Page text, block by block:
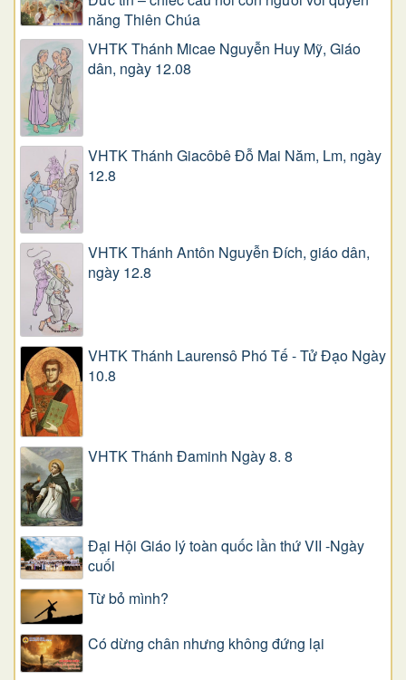
năng Thiên Chúa
VHTK Thánh Micae Nguyễn Huy Mỹ, Giáo
dân, ngày 12.08
VHTK Thánh Giacôbê Ðỗ Mai Năm, Lm, ngày
12.8
VHTK Thánh Antôn Nguyễn Ðích, giáo dân,
ngày 12.8
VHTK Thánh Laurensô Phó Tế - Tử Đạo Ngày
10.8
VHTK Thánh Đaminh Ngày 8. 8
Đại Hội Giáo lý toàn quốc lần thứ VII -Ngày
cuối
Từ bỏ mình?
Có dừng chân nhưng không đứng lại